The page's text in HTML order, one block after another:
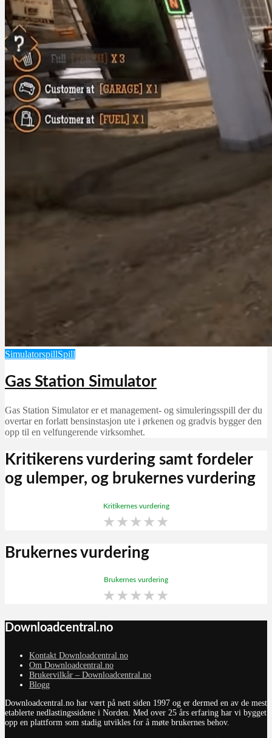
SimulatorspillSpill
Gas Station Simulator
Gas Station Simulator er et management- og simuleringsspill der du
overtar en forlatt bensinstasjon ute i ørkenen og gradvis bygger den
opp til en velfungerende virksomhet.
Kritikerens vurdering samt fordeler
og ulemper, og brukernes vurdering
Kritikernes vurdering
★★★★★
Brukernes vurdering
Brukernes vurdering
★★★★★
Downloadcentral.no
Kontakt Downloadcentral.no
Om Downloadcentral.no
Brukervilkår – Downloadcentral.no
Blogg
Downloadcentral.no har vært på nett siden 1997 og er dermed en av de mest
etablerte nedlastingssidene i Norden. Med over 25 års erfaring har vi bygget
opp en plattform som stadig utvikles for å møte brukernes behov.